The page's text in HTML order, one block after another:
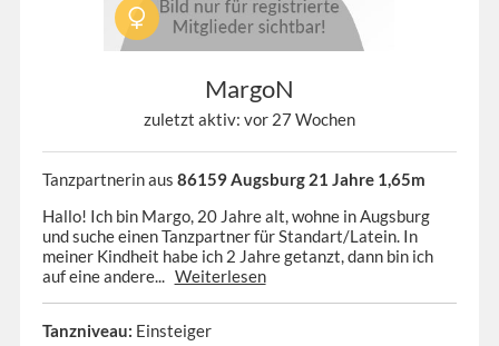
MargoN
zuletzt aktiv: vor 27 Wochen
Tanzpartnerin aus 86159 Augsburg 21 Jahre 1,65m
Hallo! Ich bin Margo, 20 Jahre alt, wohne in Augsburg
und suche einen Tanzpartner für Standart/Latein. In
meiner Kindheit habe ich 2 Jahre getanzt, dann bin ich
auf eine andere... Weiterlesen
Tanzniveau: Einsteiger